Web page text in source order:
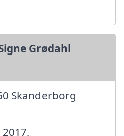
Grødahl
Skanderborg